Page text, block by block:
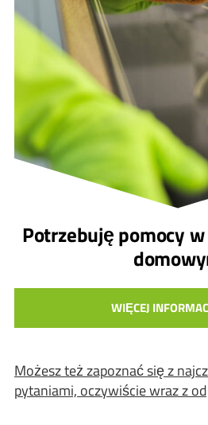
Potrzebuję pomocy
WIĘCEJ
Możesz też zapoznać się z
pytaniami, oczywiście wraz z